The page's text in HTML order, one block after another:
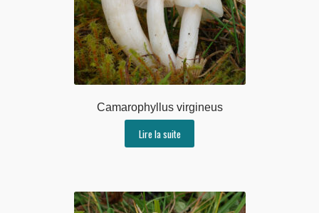
Camarophyllus virgineus
Lire la suite